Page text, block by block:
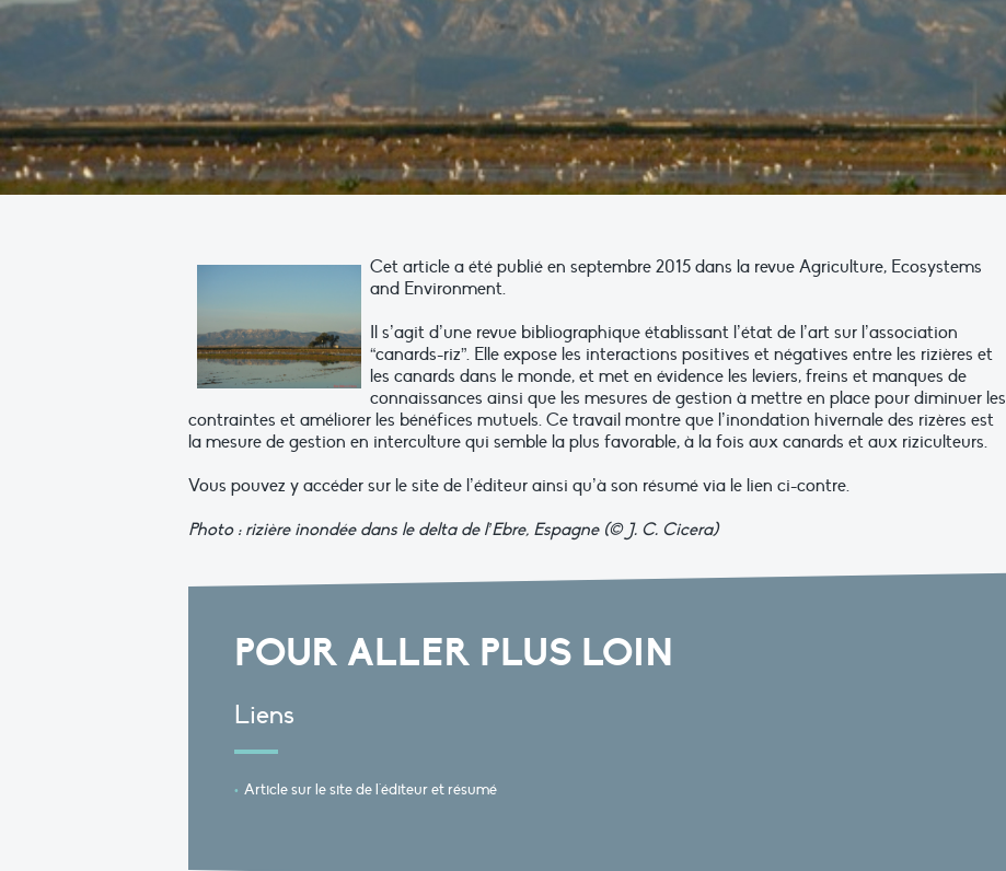
Cet article a été publié en septembre 2015 dans la revue Agriculture, Ecosystems
and Environment.
Il s’agit d’une revue bibliographique établissant l’état de l’art sur l’association
“canards-riz”. Elle expose les interactions positives et négatives entre les rizières et
les canards dans le monde, et met en évidence les leviers, freins et manques de
connaissances ainsi que les mesures de gestion à mettre en place pour diminuer les
contraintes et améliorer les bénéfices mutuels. Ce travail montre que l’inondation hivernale des rizères est
la mesure de gestion en interculture qui semble la plus favorable, à la fois aux canards et aux riziculteurs.
Vous pouvez y accéder sur le site de l’éditeur ainsi qu’à son résumé via le lien ci-contre.
Photo : rizière inondée dans le delta de l’Ebre, Espagne (© J. C. Cicera)
POUR ALLER PLUS LOIN
Liens
Article sur le site de l'éditeur et résumé